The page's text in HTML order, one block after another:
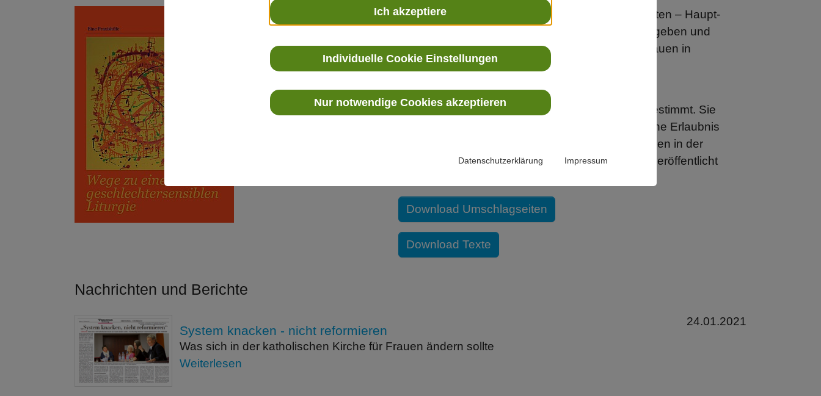
Ich akzeptiere
Individuelle Cookie Einstellungen
Nur notwendige Cookies akzeptieren
Datenschutzerklärung Impressum
Diese Praxishilfe soll allen in der Pfarrei Engagierten – Haupt-
und Ehrenamtlichen - Anregungen für ihre Arbeit geben und
Schritt für Schritt dazu beitragen, die Rolle der Frauen in
unserer Kirche und das Bewusstsein für
Diese Praxishilfe ist für den internen Gebrauch bestimmt. Sie
kann für die Arbeit vor Ort verwendet werden. Ohne Erlaubnis
des Sachausschusses „Wir können mehr! Frauen in der
katholischen Kirche“ dürfen keine Artikel daraus veröffentlicht
Download Umschlagseiten
Download Texte
Nachrichten und Berichte
24.01.2021
System knacken - nicht reformieren
Was sich in der katholischen Kirche für Frauen ändern sollte
Weiterlesen